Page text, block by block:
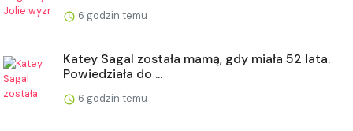
6 godzin temu
Katey Sagal została mamą, gdy miała 52 lata.
Powiedziała do ...
6 godzin temu